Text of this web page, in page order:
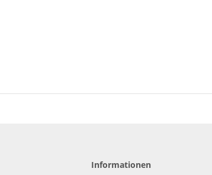
Informationen